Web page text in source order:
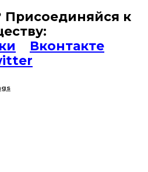
Присоединяйся к
Вконтакте